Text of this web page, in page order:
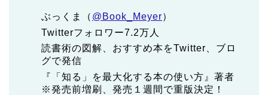
ぶっくま（ @Book_Meyer）
Twitterフォロワー7.2万人
読書術の図解、おすすめ本をTwitter、ブロ
グで発信
『「知る」を最大化する本の使い方』著者
※発売前増刷、発売１週間で重版決定！